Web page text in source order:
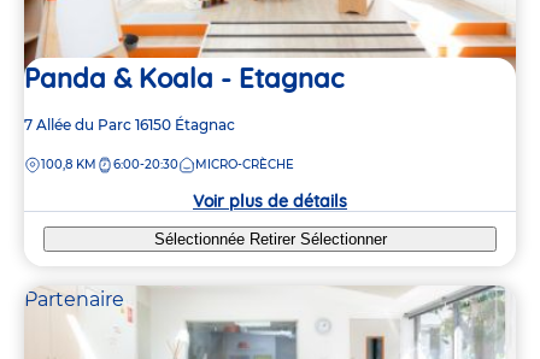
Panda & Koala - Etagnac
Adresse
la
7 Allée du Parc 16150 Étagnac
DISTANCE
100,8 KM 6:00-20:30 MICRO-CRÈCHE
Voir plus de détails
Sélectionnée Retirer Sélectionner
Partenaire